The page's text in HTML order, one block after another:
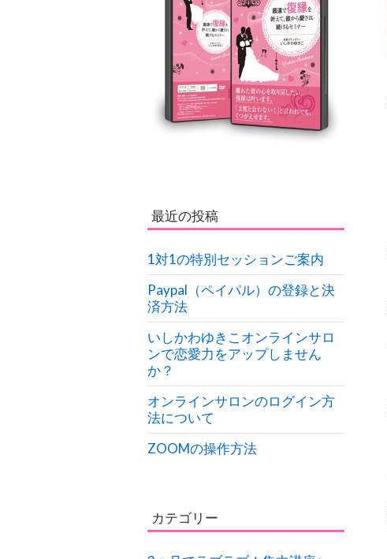
最近の投稿
1対1の特別セッションご案内
Paypal（ペイパル）の登録と決
済方法
いしかわゆきこオンラインサロ
ンで恋愛力をアップしません
か？
オンラインサロンのログイン方
法について
ZOOMの操作方法
カテゴリー